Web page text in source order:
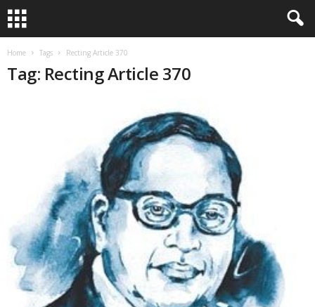
Home Tags Recting Article 370
Tag: Recting Article 370